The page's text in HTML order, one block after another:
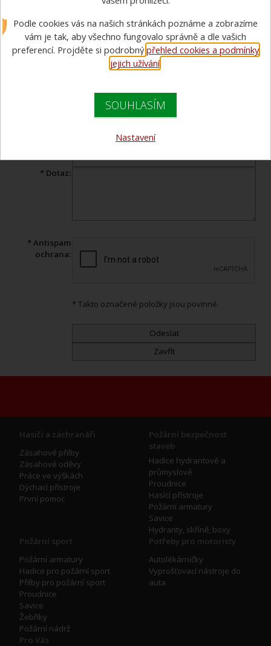
Máte dotaz ohledně prohlíženého zboží? Vyplňte tento formulář a
náš specialista Vám v co nejkratším čase odpoví.
Produkt:Střední lékárnička Cederroth v měkkém kufru
* Dotaz:
* Antispam
ochrana:
* Takto označené položky jsou povinné.
Hasiči a záchranáři
Zásahové přilby
Zásahové oděvy
Práce ve výškách
Dýchací přístroje
První pomoc
Požární bezpečnost
staveb
Hadice hydrantové a
průmyslové
Proudnice
Hasící přístroje
Požární armatury
Savice
Hydranty, skříně, boxy
Požární sport
Požární armatury
Hadice pro požární sport
Přilby pro požární sport
Proudnice
Savice
Žebříky
Požární nádrž
Potřeby pro motoristy
Autolékárničky
Vyprošťovací nástroje do
auta
Pro Vás
Podle cookies vás na našich stránkách poznáme a zobrazíme
vám je tak, aby všechno fungovalo správně a dle vašich
preferencí. Projděte si podrobnýpřehled cookies a podmínky
jejich užívání.
SOUHLASÍM
Nastavení